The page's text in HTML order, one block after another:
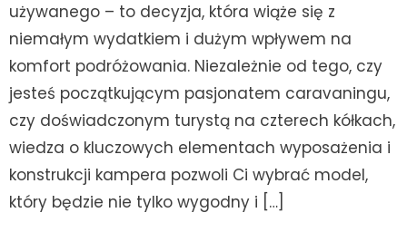
używanego – to decyzja, która wiąże się z
niemałym wydatkiem i dużym wpływem na
komfort podróżowania. Niezależnie od tego, czy
jesteś początkującym pasjonatem caravaningu,
czy doświadczonym turystą na czterech kółkach,
wiedza o kluczowych elementach wyposażenia i
konstrukcji kampera pozwoli Ci wybrać model,
który będzie nie tylko wygodny i […]